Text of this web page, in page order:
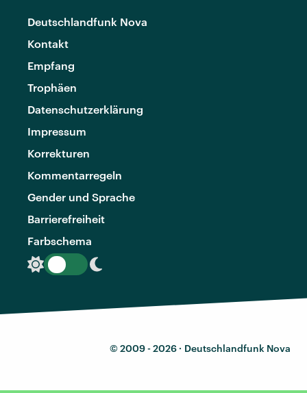
Deutschlandfunk Nova
Kontakt
Empfang
Trophäen
Datenschutzerklärung
Impressum
Korrekturen
Kommentarregeln
Gender und Sprache
Barrierefreiheit
Farbschema
© 2009 - 2026 · Deutschlandfunk Nova